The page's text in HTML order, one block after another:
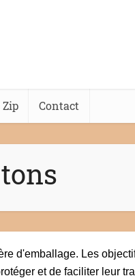
Zip Contact
d'emballage. Les
et de faciliter leur